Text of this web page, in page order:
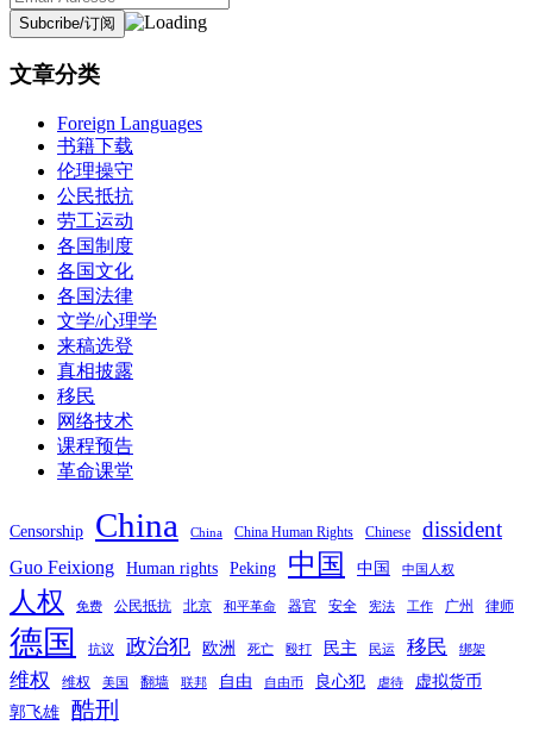
文章分类
Foreign Languages
书籍下载
伦理操守
公民抵抗
劳工运动
各国制度
各国文化
各国法律
文学/心理学
来稿选登
真相披露
移民
网络技术
课程预告
革命课堂
Censorship China China China Human Rights Chinese dissident
Guo Feixiong Human rights Peking 中国 中国 中国人权
人权 免费 公民抵抗 北京 和平革命 器官 安全 宪法 工作 广州 律师
德国 抗议 政治犯 欧洲 死亡 殴打 民主 民运 移民 绑架
维权 维权 美国 翻墙 联邦 自由 自由币 良心犯 虐待
虚拟货币
郭飞雄
酷刑